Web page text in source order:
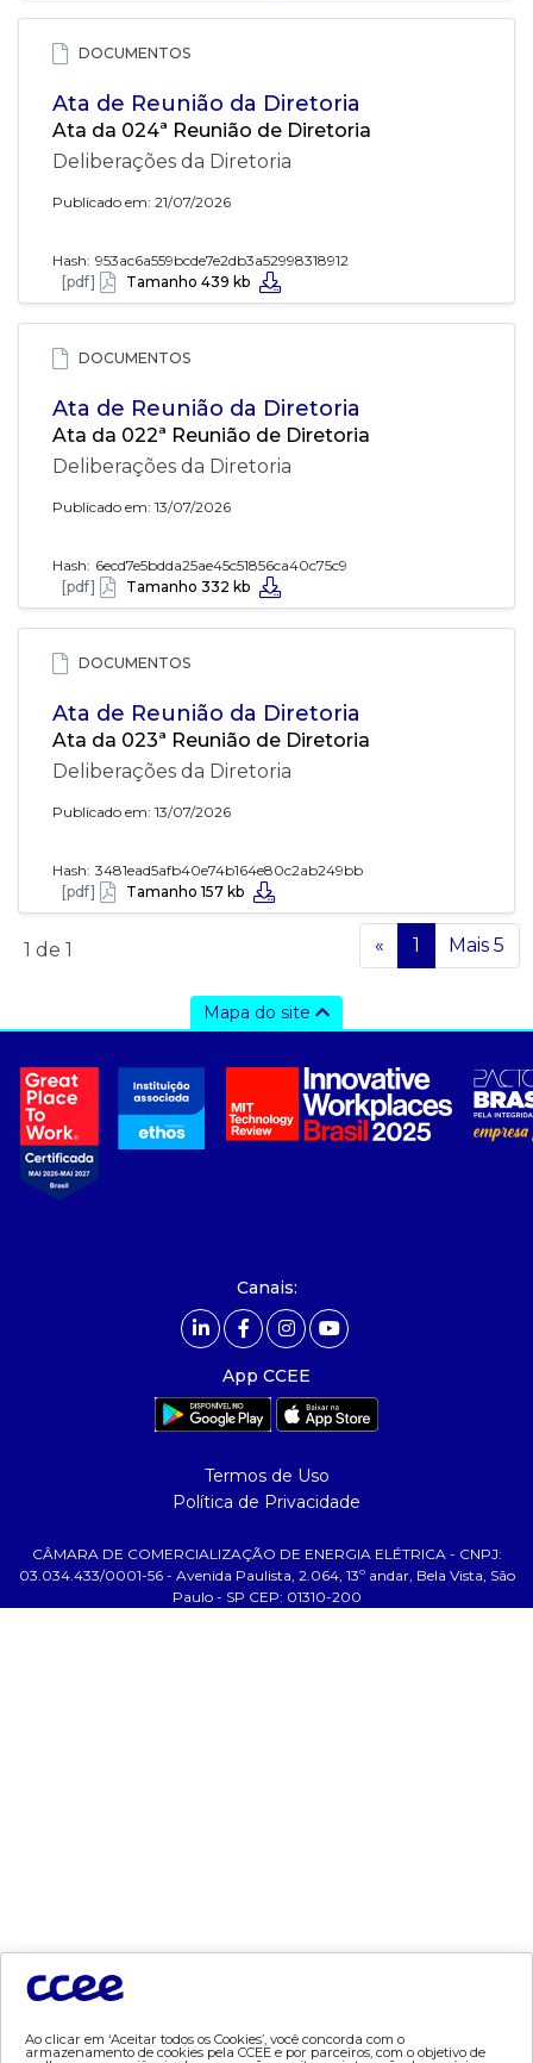
DOCUMENTOS
Ata de Reunião da Diretoria
Ata da 024ª Reunião de Diretoria
Deliberações da Diretoria
Publicado em: 21/07/2026
Hash: 953ac6a559bcde7e2db3a52998318912
[pdf]
Tamanho 439 kb
DOCUMENTOS
Ata de Reunião da Diretoria
Ata da 022ª Reunião de Diretoria
Deliberações da Diretoria
Publicado em: 13/07/2026
Hash: 6ecd7e5bdda25ae45c51856ca40c75c9
[pdf]
Tamanho 332 kb
DOCUMENTOS
Ata de Reunião da Diretoria
Ata da 023ª Reunião de Diretoria
Deliberações da Diretoria
Publicado em: 13/07/2026
Hash: 3481ead5afb40e74b164e80c2ab249bb
[pdf]
Tamanho 157 kb
1 de 1 « 1 Mais 5
Mapa do site
- sobre nós
- governança
- nossos associados
- integridade, riscos e auditoria
- relatório de sustentabilidade
ajuda
- bandeira tarifária
- consumo
- contas setoriais
Canais:
App CCEE
Termos de Uso
Política de Privacidade
CÂMARA DE COMERCIALIZAÇÃO DE ENERGIA ELÉTRICA - CNPJ:
03.034.433/0001-56 - Avenida Paulista, 2.064, 13º andar, Bela Vista, São
Paulo - SP CEP: 01310-200
Ao clicar em ‘Aceitar todos os Cookies’, você concorda com o
armazenamento de cookies pela CCEE e por parceiros, com o objetivo de